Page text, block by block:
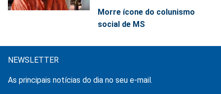
Morre ícone do colunismo
social de MS
NEWSLETTER
As principais notícias do dia no seu e-mail.